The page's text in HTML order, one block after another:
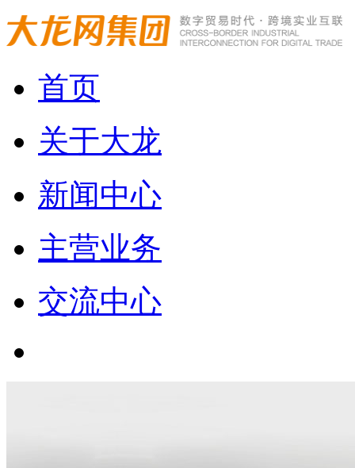
首页
关于大龙
新闻中心
主营业务
交流中心